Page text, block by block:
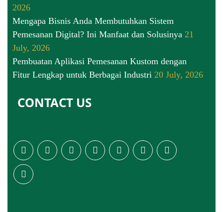
2026
Mengapa Bisnis Anda Membutuhkan Sistem
Pemesanan Digital? Ini Manfaat dan Solusinya 21
July, 2026
Pembuatan Aplikasi Pemesanan Kustom dengan
Fitur Lengkap untuk Berbagai Industri 20 July, 2026
CONTACT US